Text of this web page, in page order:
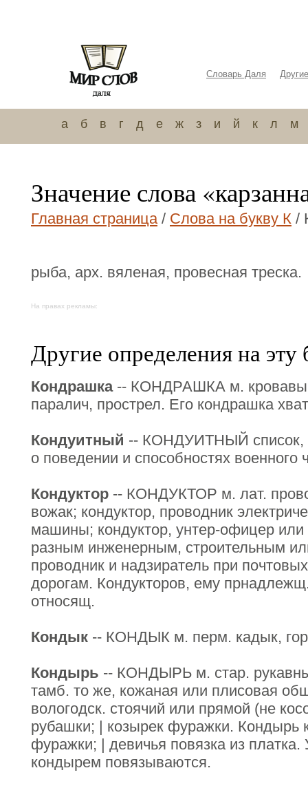
Словарь Даля
а б в г д е ж з и й к л м
Значение слова
Главная страница/ Слова на букву К /
рыба, арх. вяленая, провесная треска.
На правах рекламы:
Другие определения на эту
Кондрашка-- КОНДРАШКА м.
паралич, прострел. Его кондрашка
Кондуитный -- КОНДУИТНЫЙ список,
о поведении и способностях военного
Кондуктор -- КОНДУКТОР м. лат.
вожак; кондуктор, проводник
машины; кондуктор, унтер-офицер
разным инженерным, строительным
проводник и надзиратель при
дорогам. Кондукторов, ему
относящ.
Кондык -- КОНДЫК м. перм. кадык,
Кондырь -- КОНДЫРЬ м. стар.
тамб. то же, кожаная или плисовая
вологодск. стоячий или прямой (не
рубашки; | козырек фуражки. Кондырь
фуражки; | девичья повязка из
кондырем повязываются.